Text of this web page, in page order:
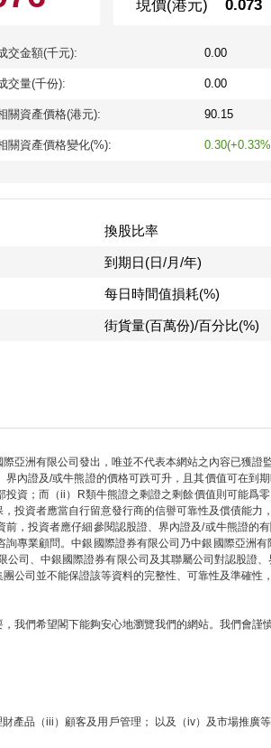
現價(港元) 0.073
交金額(千元): 0.00
交量(千份): 0.00
關資產價格(港元): 90.15
關資產價格變化(%):
換股比率
到期日(日/月/年)
每日時間值損耗(%)
街貨量(百萬份)/百分比(%)
亞洲有限公司發出，唯並不代表本網站之內容已獲
內證及/或牛熊證的價格可跌可升，且其價值可在
資；而（ii）R類牛熊證之剩證之剩餘價值則可能
投資者應當自行留意發行商的信譽可靠性及償債能
，投資者應仔細參閱認股證、界內證及/或牛熊證
專業顧問。中銀國際證券有限公司乃中銀國際亞洲
司、中銀國際證券有限公司及其聯屬公司對認股證
公司並不能保證該等資料的完整性、可靠性及準確性
我們希望閣下能夠安心地瀏覽我們的網站。我們會謹
產品（iii）顧客及用戶管理； 以及（iv）及市場推